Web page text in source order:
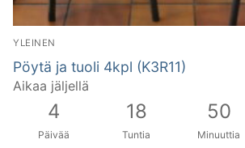
YLEINEN
Pöytä ja tuoli 4kpl (K3R11)
Aikaa jäljellä
4
Päivää
18
Tuntia
50
Minuuttia